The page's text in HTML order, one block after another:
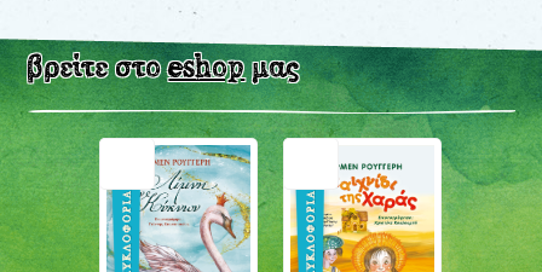
βρείτε στοeshopμας